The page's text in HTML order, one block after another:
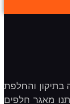
והחלפת
מאגר חלפים